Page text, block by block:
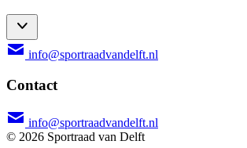
info@sportraadvandelft.nl
Contact
info@sportraadvandelft.nl
© 2026 Sportraad van Delft